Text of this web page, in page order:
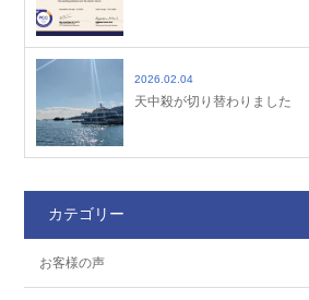
2026.02.04
天中殺が切り替わりました
カテゴリー
お客様の声